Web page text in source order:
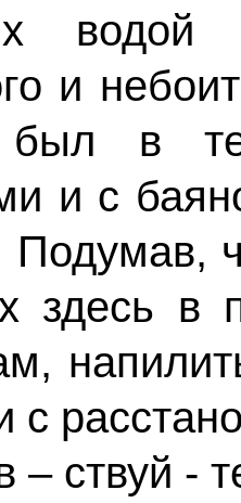
водой
и
в
и с
Подумав,
здесь в
с
– ствуй -